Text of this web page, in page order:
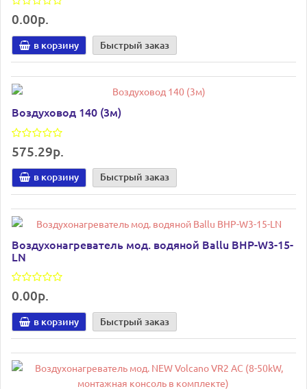
0.00р.
в корзину Быстрый заказ
Воздуховод 140 (3м)
575.29р.
в корзину Быстрый заказ
Воздухонагреватель мод. водяной Ballu BHP-W3-15-
LN
0.00р.
в корзину Быстрый заказ